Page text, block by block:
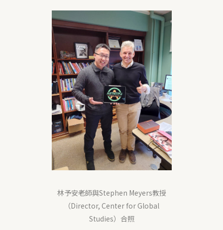
林予安老師與Stephen Meyers教授
（Director, Center for Global
Studies）合照